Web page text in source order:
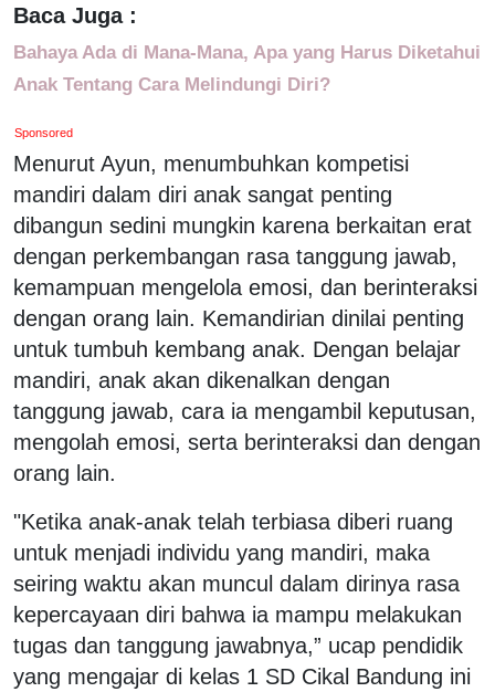
Baca Juga :
Bahaya Ada di Mana-Mana, Apa yang Harus Diketahui
Anak Tentang Cara Melindungi Diri?
Sponsored
Menurut Ayun, menumbuhkan kompetisi
mandiri dalam diri anak sangat penting
dibangun sedini mungkin karena berkaitan erat
dengan perkembangan rasa tanggung jawab,
kemampuan mengelola emosi, dan berinteraksi
dengan orang lain. Kemandirian dinilai penting
untuk tumbuh kembang anak. Dengan belajar
mandiri, anak akan dikenalkan dengan
tanggung jawab, cara ia mengambil keputusan,
mengolah emosi, serta berinteraksi dan dengan
orang lain.
"Ketika anak-anak telah terbiasa diberi ruang
untuk menjadi individu yang mandiri, maka
seiring waktu akan muncul dalam dirinya rasa
kepercayaan diri bahwa ia mampu melakukan
tugas dan tanggung jawabnya,” ucap pendidik
yang mengajar di kelas 1 SD Cikal Bandung ini